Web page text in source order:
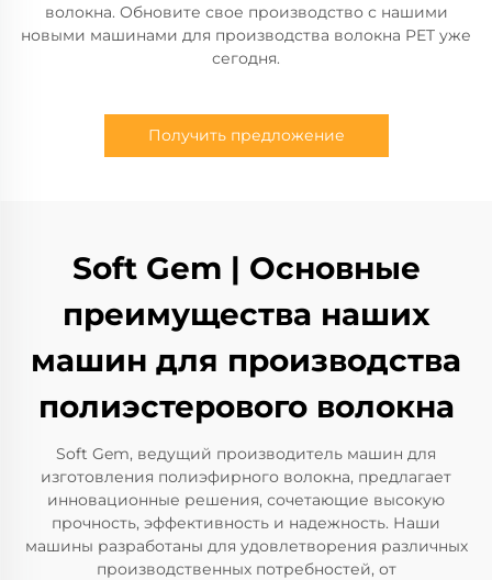
волокна. Обновите свое производство с нашими
новыми машинами для производства волокна PET уже
сегодня.
Получить предложение
Soft Gem | Основные
преимущества наших
машин для производства
полиэстерового волокна
Soft Gem, ведущий производитель машин для
изготовления полиэфирного волокна, предлагает
инновационные решения, сочетающие высокую
прочность, эффективность и надежность. Наши
машины разработаны для удовлетворения различных
производственных потребностей, от